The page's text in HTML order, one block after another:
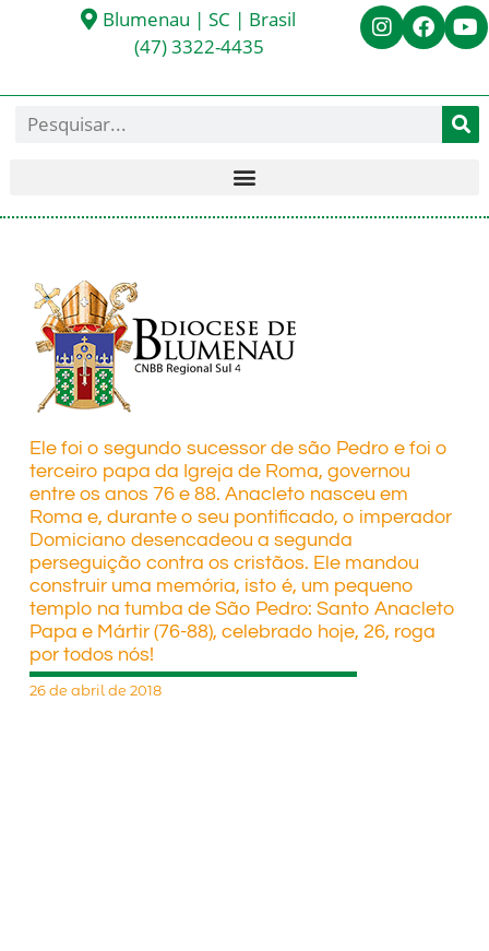
Blumenau | SC | Brasil
(47) 3322-4435
Ele foi o segundo sucessor de são Pedro e foi o
terceiro papa da Igreja de Roma, governou
entre os anos 76 e 88. Anacleto nasceu em
Roma e, durante o seu pontificado, o imperador
Domiciano desencadeou a segunda
perseguição contra os cristãos. Ele mandou
construir uma memória, isto é, um pequeno
templo na tumba de São Pedro: Santo Anacleto
Papa e Mártir (76-88), celebrado hoje, 26, roga
por todos nós!
26 de abril de 2018